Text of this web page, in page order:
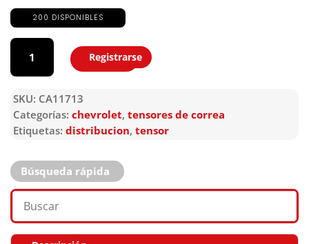
200 DISPONIBLES
CA11713
cantidad
Agregar
Registrarse
SKU: CA11713
Categorías: chevrolet, tensores de correa
Etiquetas: distribucion, tensor
Búsqueda rápida